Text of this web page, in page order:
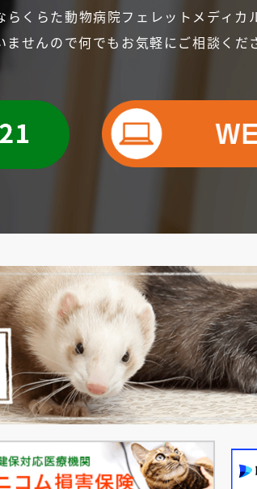
ら くらた動物病院フェレットメディカ
ませんので何でもお気軽にご相談くだ